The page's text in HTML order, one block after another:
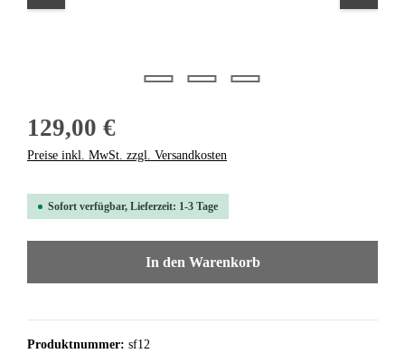
129,00 €
Preise inkl. MwSt. zzgl. Versandkosten
Sofort verfügbar, Lieferzeit: 1-3 Tage
In den Warenkorb
Produktnummer: sf12